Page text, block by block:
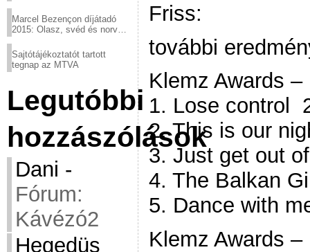
Marcel Bezençon díjátadó
2015: Olasz, svéd és norvég
Sajtótájékoztatót tartott
tegnap az MTVA
Legutóbbi
hozzászólások
Dani -
Fórum:
Kávézó2
Hegedüs
Friss:
további
Klemz Awards
1. Lose control
2. This is our
3. Just get out
4. The Balkan
5. Dance with
Klemz Awards